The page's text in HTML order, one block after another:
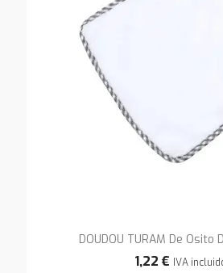
DOUDOU TURAM De Osito
1,22 € IVA